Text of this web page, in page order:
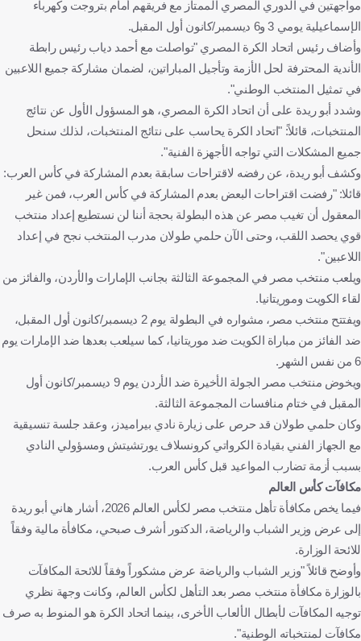
مواجهتين في الدوري المصري الممتاز مع فريقهم أمام بتروجت وكهرباء
الإسماعيلية يومي 3 و6 ديسمبر/كانون أول المقبل.
وأضاف رئيس اتحاد الكرة المصري "تواصلت مع أحمد دياب رئيس رابطة
الأندية المحترفة لحل الأزمة وتأجيل المباراتين، لضمان مشاركة جميع اللاعبين
في تمثيل المنتخب الوطني".
وشدد أبو ريدة على أن اتحاد الكرة المصري، هو المسؤول الأول عن نتائج
المنتخبات، قائلاً: "اتحاد الكرة يحاسب على نتائج المنتخبات، لذلك سنحل
جميع المشكلات التي تواجه الأجهزة الفنية".
وكشف أبو ريدة، عن رفضه لاقتراحات سابقة بعدم المشاركة في كأس العرب:
قائلا: "رفضت اقتراحات البعض بعدم المشاركة في كأس العرب، فمن غير
المعقول أن تغيب مصر عن هذه البطولة بحجة أننا لن نستطيع إعداد منتخب
قوي يحصد اللقب، وحتى الآن حلمي طولان مدرب المنتخب نجح في إعداد
اللاعبين".
ويلعب منتخب مصر في المجموعة الثالثة بجانب الإمارات والأردن، والفائز من
لقاء الكويت وموريتانيا.
ويفتتح منتخب مصر، مشواره في البطولة يوم 2 ديسمبر/كانون أول المقبل،
ضد الفائز من مباراة الكويت ضد موريتانيا، كما سيلعب بعدها ضد الإمارات يوم
6 من نفس الشهر.
ويخوض منتخب مصر الجولة الأخيرة ضد الأردن يوم 9 ديسمبر/كانون أول
المقبل في ختام منافسات المجموعة الثالثة.
وكان حلمي طولان قد حرص على زيارة نادي بيراميدز، وعقد جلسة تنسيقية
مع الجهاز الفني بقيادة الكرواتي كرونسلاف يورتشيتش ومسؤولي النادي
بسبب أزمة تضارب المواعيد قبل كأس العرب.
مكافآت كأس العالم
فيما يخص مكافأة تأهل منتخب مصر لكأس العالم 2026، أشار هاني أبو ريدة
إلى عرض وزير الشباب والرياضة، الدكتور أشرف صبحي، مكافأة مالية وفقاً
للائحة الوزارة.
وأوضح قائلاً "وزير الشباب والرياضة عرض مشكوراً وفقاً للائحة المكافآت
بالوزارة مكافأة منتخب مصر بعد التأهل لكأس العالم، وكانت وجهة نظري
توجيه المكافآت لأبطال الألعاب الأخرى، بينما اتحاد الكرة هو المنوط به صرف
مكافآت لمنتخباته الوطنية".